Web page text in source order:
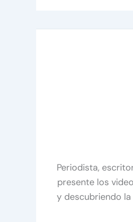
Periodista,
presente los
y descubriendo